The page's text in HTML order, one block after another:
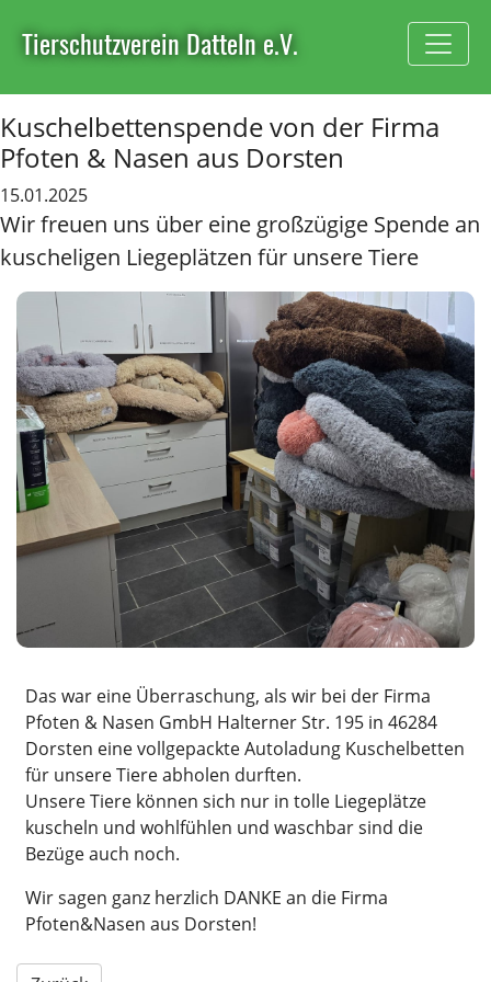
Tierschutzverein Datteln e.V.
Kuschelbettenspende von der Firma
Pfoten & Nasen aus Dorsten
15.01.2025
Wir freuen uns über eine großzügige Spende an
kuscheligen Liegeplätzen für unsere Tiere
Das war eine Überraschung, als wir bei der Firma
Pfoten & Nasen GmbH Halterner Str. 195 in 46284
Dorsten eine vollgepackte Autoladung Kuschelbetten
für unsere Tiere abholen durften.
Unsere Tiere können sich nur in tolle Liegeplätze
kuscheln und wohlfühlen und waschbar sind die
Bezüge auch noch.
Wir sagen ganz herzlich DANKE an die Firma
Pfoten&Nasen aus Dorsten!